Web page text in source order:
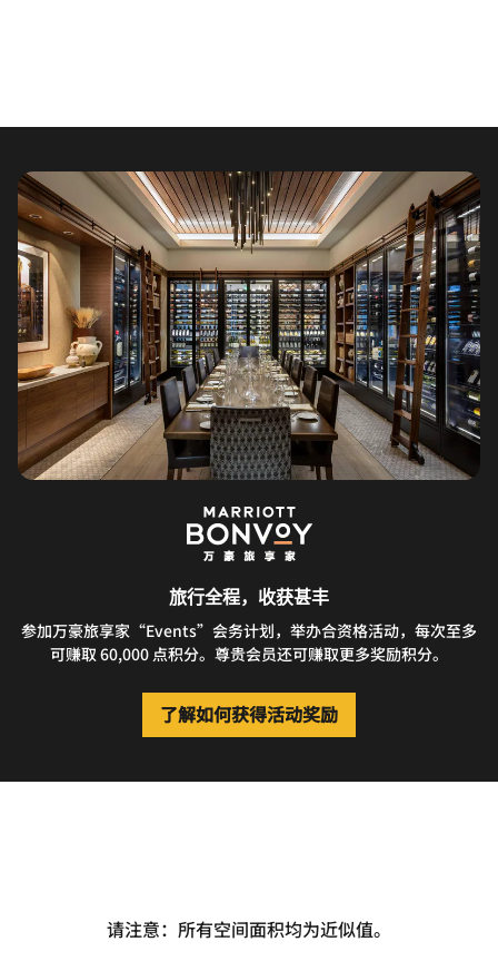
旅行全程，收获甚丰
参加万豪旅享家“Events”会务计划，举办合资格活动，每次至多
可赚取 60,000 点积分。尊贵会员还可赚取更多奖励积分。
了解如何获得活动奖励
请注意：所有空间面积均为近似值。